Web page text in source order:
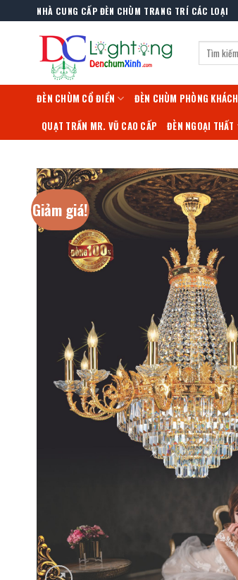
to
NHÀ CUNG CẤP ĐÈN CHÙM TRANG TRÍ CÁC LOẠI
Tìm
kiếm:
ĐÈN CHÙM CỔ ĐIỂN ĐÈN CHÙM PHÒNG KHÁCH
QUẠT TRẦN MR. VŨ CAO CẤP ĐÈN NGOẠI THẤT
Giảm giá!